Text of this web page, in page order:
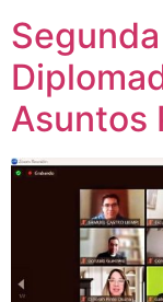
Asuntos